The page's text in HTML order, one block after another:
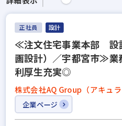
正社員 設計
≪注文住宅事業本部 設
画設計）／宇都宮市≫業
利厚生充実◎
株式会社AQ Group（アキュラ
企業ページ